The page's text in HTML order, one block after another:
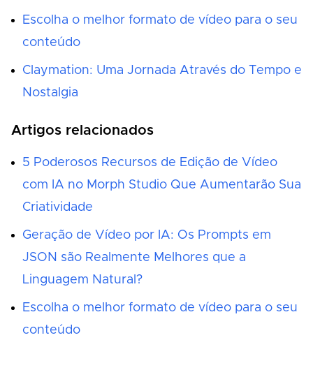
Escolha o melhor formato de vídeo para o seu
conteúdo
Claymation: Uma Jornada Através do Tempo e
Nostalgia
Artigos relacionados
5 Poderosos Recursos de Edição de Vídeo
com IA no Morph Studio Que Aumentarão Sua
Criatividade
Geração de Vídeo por IA: Os Prompts em
JSON são Realmente Melhores que a
Linguagem Natural?
Escolha o melhor formato de vídeo para o seu
conteúdo